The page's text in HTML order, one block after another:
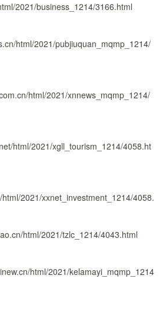
2021/business_1214/3166.html
html/2021/pubjiuquan_mqmp_1214/
html/2021/xnnews_mqmp_1214/
html/2021/xgll_tourism_1214/4058.ht
2021/xxnet_investment_1214/4058.
html/2021/tzlc_1214/4043.html
html/2021/kelamayi_mqmp_1214